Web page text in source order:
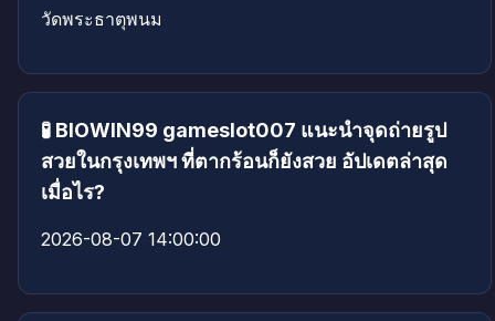
วัดพระธาตุพนม
🧪 BIOWIN99 gameslot007 แนะนำจุดถ่ายรูป
สวยในกรุงเทพฯ ที่ตากร้อนก็ยังสวย อัปเดตล่าสุด
เมื่อไร?
2026-08-07 14:00:00